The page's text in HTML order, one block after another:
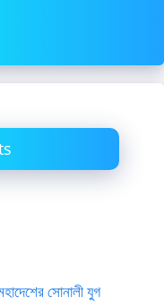
সোনালী যুগ